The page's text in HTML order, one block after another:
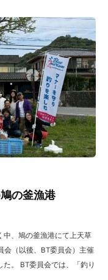
の釜漁港
中、鳩の釜漁港にて上天草
会（以後、BT委員会）主催
。 BT委員会では、「釣り